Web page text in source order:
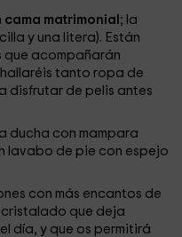
cama matrimonial ; la
y una litera). Están
acompañarán
tanto ropa de
disfrutar de pelis antes
ducha con mampara
lavabo de pie con espejo
con más encantos de
que deja
día, y que os permitirá